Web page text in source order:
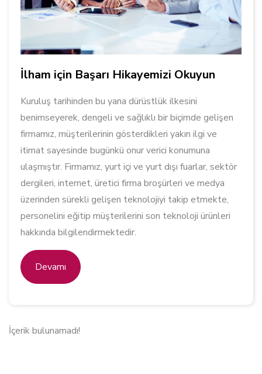
İlham için Başarı Hikayemizi Okuyun
Kuruluş tarihinden bu yana dürüstlük ilkesini
benimseyerek, dengeli ve sağlıklı bir biçimde gelişen
firmamız, müşterilerinin gösterdikleri yakın ilgi ve
itimat sayesinde bugünkü onur verici konumuna
ulaşmıştır. Firmamız, yurt içi ve yurt dışı fuarlar, sektör
dergileri, internet, üretici firma broşürleri ve medya
üzerinden sürekli gelişen teknolojiyi takip etmekte,
personelini eğitip müşterilerini son teknoloji ürünleri
hakkında bilgilendirmektedir.
Devamı
İçerik bulunamadı!